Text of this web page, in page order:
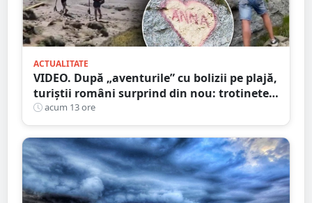
ACTUALITATE
VIDEO. După „aventurile” cu bolizii pe plajă,
turiștii români surprind din nou: trotinete
pe Bucegi și declarații de dragoste pe stânci
acum 13 ore